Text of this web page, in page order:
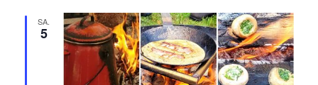
SA.
5